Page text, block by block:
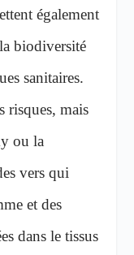
également
biodiversité
sanitaires.
risques, mais
ou la
vers qui
et des
dans le tissus